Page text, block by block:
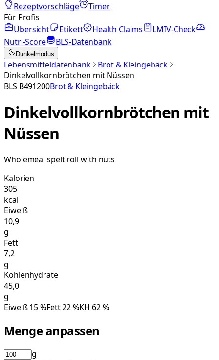
Rezeptvorschläge
Timer
Für Profis
Übersicht
Etikett Health Claims
LMIV-Check
Nutri-Score
BLS-Datenbank
Dunkelmodus
Lebensmitteldatenbank
Brot & Kleingebäck
Dinkelvollkornbrötchen mit Nüssen
BLS B491200Brot & Kleingebäck
Dinkelvollkornbrötchen mit
Nüssen
Wholemeal spelt roll with nuts
Kalorien
305
kcal
Eiweiß
10,9
g
Fett
7,2
g
Kohlenhydrate
45,0
g
Eiweiß15%Fett22%KH 62%
Menge anpassen
g